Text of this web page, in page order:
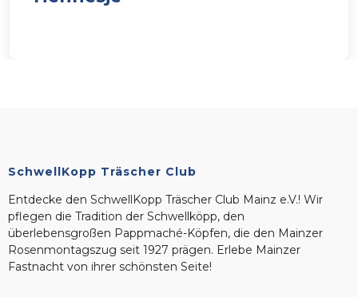
SchwellKopp Träscher Club
Entdecke den SchwellKopp Träscher Club Mainz e.V.! Wir
pflegen die Tradition der Schwellköpp, den
überlebensgroßen Pappmaché-Köpfen, die den Mainzer
Rosenmontagszug seit 1927 prägen. Erlebe Mainzer
Fastnacht von ihrer schönsten Seite!